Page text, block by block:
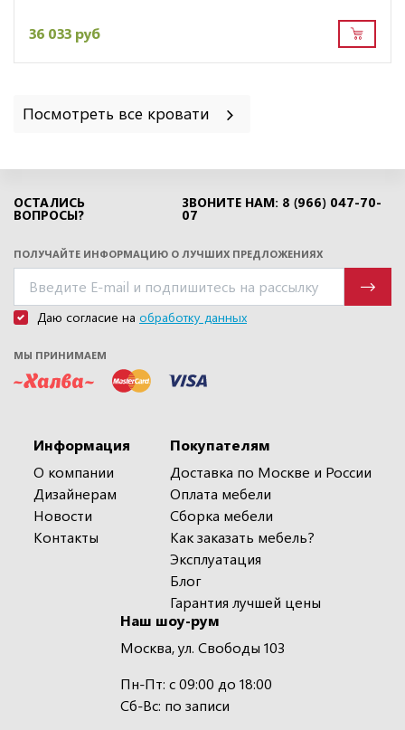
36 033 руб
Посмотреть все кровати
ОСТАЛИСЬ
ВОПРОСЫ?
ЗВОНИТЕ НАМ: 8 (966) 047-70-
07
ПОЛУЧАЙТЕ ИНФОРМАЦИЮ О ЛУЧШИХ ПРЕДЛОЖЕНИЯХ
Даю согласие на обработку данных
МЫ ПРИНИМАЕМ
Информация
О компании
Дизайнерам
Новости
Контакты
Покупателям
Доставка по Москве и России
Оплата мебели
Сборка мебели
Как заказать мебель?
Эксплуатация
Блог
Гарантия лучшей цены
Наш шоу-рум
Москва, ул. Свободы 103
Пн-Пт: с 09:00 до 18:00
Сб-Вс: по записи